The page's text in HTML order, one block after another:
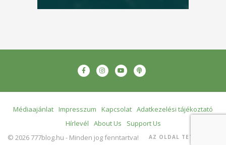
Médiaajánlat Impresszum Kapcsolat Adatkezelési tájékoztató
Hírlevél
About Us
Support Us
© 2026 777blog.hu - Minden jog fenntartva!
AZ OLDAL TETEJÉRE